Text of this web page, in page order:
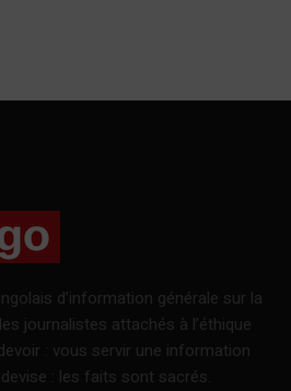
d’information générale sur la
journalistes attachés à l’éthique
: vous servir une information
: les faits sont sacrés.